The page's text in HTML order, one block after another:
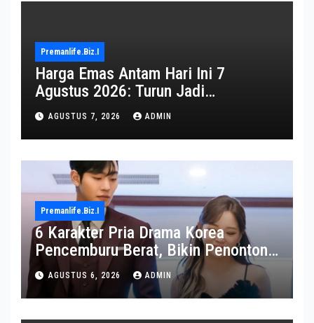
Premanlife.biz.i
Harga Emas Antam Hari Ini 7
Agustus 2026: Turun Jadi
Rp2.650.000
AGUSTUS 7, 2026 ADMIN
Premanlife.biz.i
6 Karakter Pria Drama Korea
Pencemburu Berat, Bikin Penonton
Gemas
AGUSTUS 6, 2026 ADMIN